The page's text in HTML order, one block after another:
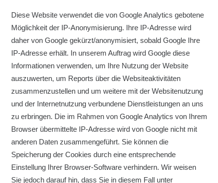
Diese Website verwendet die von Google Analytics gebotene
Möglichkeit der IP-Anonymisierung. Ihre IP-Adresse wird
daher von Google gekürzt/anonymisiert, sobald Google Ihre
IP-Adresse erhält. In unserem Auftrag wird Google diese
Informationen verwenden, um Ihre Nutzung der Website
auszuwerten, um Reports über die Websiteaktivitäten
zusammenzustellen und um weitere mit der Websitenutzung
und der Internetnutzung verbundene Dienstleistungen an uns
zu erbringen. Die im Rahmen von Google Analytics von Ihrem
Browser übermittelte IP-Adresse wird von Google nicht mit
anderen Daten zusammengeführt. Sie können die
Speicherung der Cookies durch eine entsprechende
Einstellung Ihrer Browser-Software verhindern. Wir weisen
Sie jedoch darauf hin, dass Sie in diesem Fall unter